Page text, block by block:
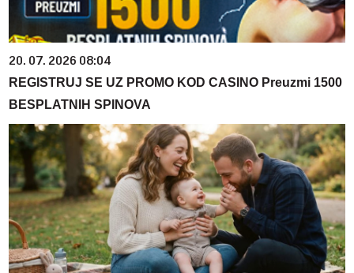
20. 07. 2026 08:04
REGISTRUJ SE UZ PROMO KOD CASINO Preuzmi 1500
BESPLATNIH SPINOVA